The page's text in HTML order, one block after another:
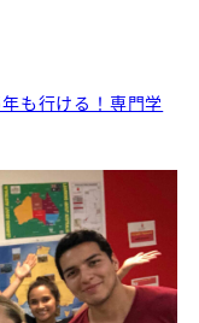
も行ける！専門学